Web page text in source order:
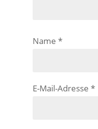
Name*
E-Mail-Adresse*